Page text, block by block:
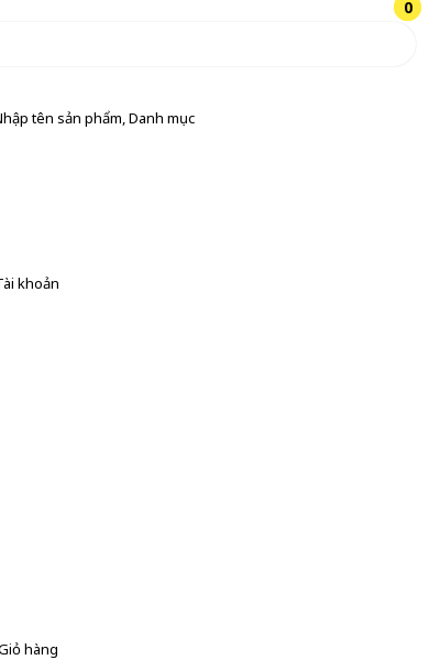
tên sản phẩm, Danh mục
0
khoản
0
hàng